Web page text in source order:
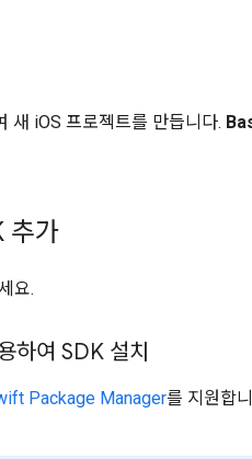
iOS 프로젝트를 만듭니다.
추가
요.
여 SDK 설치
Package Manager를 지원합